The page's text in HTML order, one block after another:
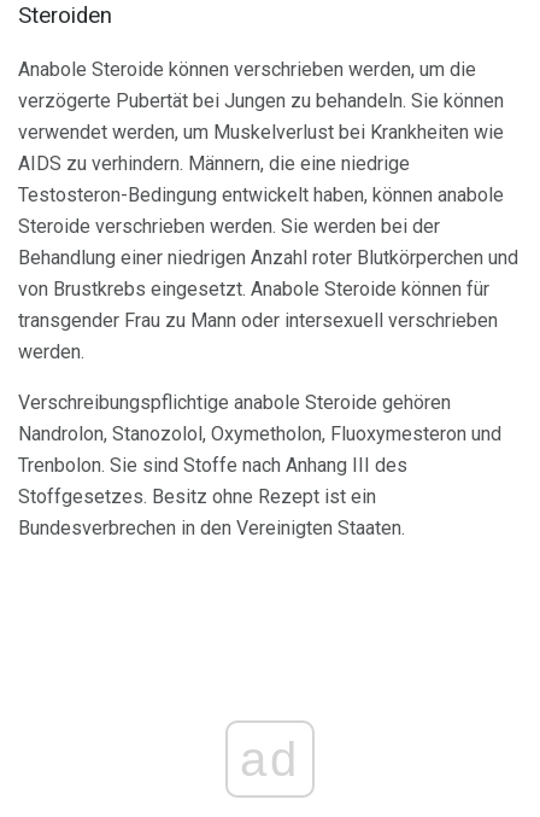
Steroiden
Anabole Steroide können verschrieben werden, um die
verzögerte Pubertät bei Jungen zu behandeln. Sie können
verwendet werden, um Muskelverlust bei Krankheiten wie
AIDS zu verhindern. Männern, die eine niedrige
Testosteron-Bedingung entwickelt haben, können anabole
Steroide verschrieben werden. Sie werden bei der
Behandlung einer niedrigen Anzahl roter Blutkörperchen und
von Brustkrebs eingesetzt. Anabole Steroide können für
transgender Frau zu Mann oder intersexuell verschrieben
werden.
Verschreibungspflichtige anabole Steroide gehören
Nandrolon, Stanozolol, Oxymetholon, Fluoxymesteron und
Trenbolon. Sie sind Stoffe nach Anhang III des
Stoffgesetzes. Besitz ohne Rezept ist ein
Bundesverbrechen in den Vereinigten Staaten.
ad